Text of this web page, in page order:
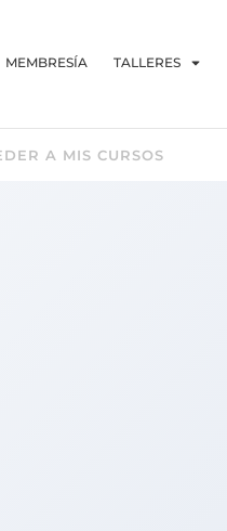
MEMBRESÍA TALLERES
A MIS CURSOS